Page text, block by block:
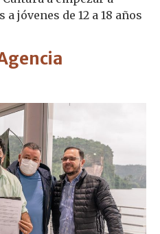
jóvenes de 12 a 18 años